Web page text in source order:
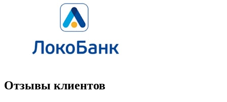
Отзывы клиентов